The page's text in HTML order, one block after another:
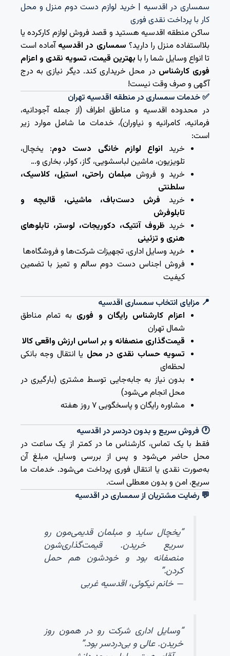
سمساری در اقدسیه | خرید لوازم دست دوم منزل و محل
کار با پرداخت نقدی فوری
ساکن منطقه اقدسیه هستید و قصد فروش لوازم کارکرده یا
بلااستفاده منزل را دارید؟ سمساری در اقدسیهآماده است
تا انواع وسایل شما را با بهترین قیمت، تسویه نقدی و اعزام
فوری کارشناس در محل خریداری کند. دیگر نیازی به درج
آگهی و صرف وقت نیست!
✅ خدمات سمساری در منطقه اقدسیه تهران
در محدوده اقدسیه و مناطق اطراف (از جمله آجودانیه،
فرمانیه، کامرانیه و نیاوران)، خدمات ما شامل موارد زیر
است:
خرید انواع لوازم خانگی دست دوم: یخچال،
تلویزیون، ماشین لباسشویی، گاز، کولر، بخاری و…
خرید و فروش مبلمان راحتی، استیل، کلاسیک،
سلطنتی
خرید فرش دست‌باف، ماشینی، قالیچه و
تابلوفرش
خرید ظروف آنتیک، دکوریجات، لوستر، تابلوهای
هنری و تزئینی
خرید وسایل اداری، تجهیزات شرکت‌ها و فروشگاه‌ها
فروش اجناس دست دوم سالم و تمیز با تضمین
کیفیت
📍 مزایای انتخاب سمساری اقدسیه
اعزام کارشناس رایگان و فوری به تمام مناطق
شمال تهران
قیمت‌گذاری منصفانه و بر اساس ارزش واقعی کالا
تسویه حساب نقدی در محل یا انتقال وجه بانکی
لحظه‌ای
بدون نیاز به جابه‌جایی توسط مشتری (بارگیری در
محل انجام می‌شود)
مشاوره رایگان و پاسخگویی ۷ روز هفته
🕐 فروش سریع و بدون دردسر در اقدسیه
فقط با یک تماس، کارشناس ما در کمتر از یک ساعت در
محل حاضر می‌شود و پس از بررسی وسایل، مبلغ آن
به‌صورت نقدی یا انتقال فوری پرداخت می‌شود. خدمات ما
سریع، امن و بدون معطلی است.
💬 رضایت مشتریان از سمساری در اقدسیه
“یخچال ساید و مبلمان قدیمی‌مون رو
سریع خریدن. قیمت‌گذاری‌شون
منصفانه بود و خودشون هم حمل
کردن.”
— خانم نیکوئی، اقدسیه غربی
“وسایل اداری شرکت رو در همون روز
خریدن. عالی و بی‌دردسر بود.”